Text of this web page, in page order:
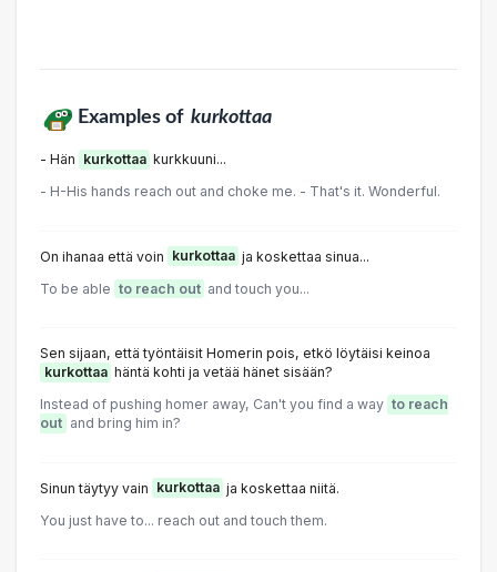
Examples of kurkottaa
- Hän kurkottaa kurkkuuni...
- H-His hands reach out and choke me. - That's it. Wonderful.
On ihanaa että voin kurkottaa ja koskettaa sinua...
To be able to reach out and touch you...
Sen sijaan, että työntäisit Homerin pois, etkö löytäisi keinoa
kurkottaa häntä kohti ja vetää hänet sisään?
Instead of pushing homer away, Can't you find a way to reach
out and bring him in?
Sinun täytyy vain kurkottaa ja koskettaa niitä.
You just have to... reach out and touch them.